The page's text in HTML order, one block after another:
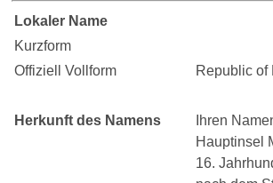
Lokaler Name
Kurzform
Offiziell Vollform
Republic of
Herkunft des Namens
Ihren
Hauptinsel
16.